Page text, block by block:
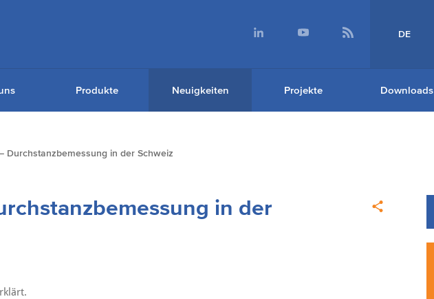
DE
Produkte Neuigkeiten Projekte Downloads
Durchstanzbemessung in der Schweiz
in der